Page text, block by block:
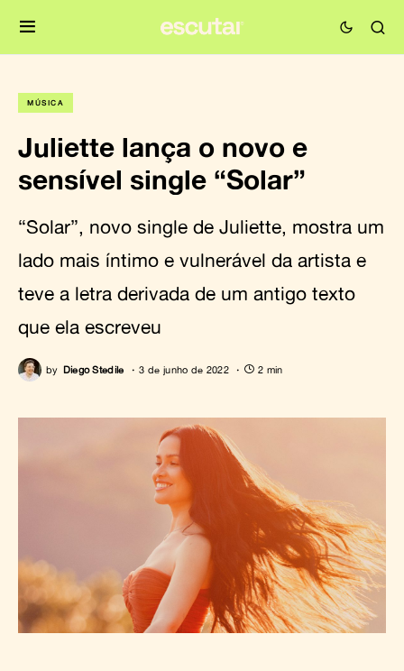
MÚSICA
Juliette lança o novo e
sensível single “Solar”
“Solar”, novo single de Juliette, mostra um
lado mais íntimo e vulnerável da artista e
teve a letra derivada de um antigo texto
que ela escreveu
by Diego Stedile 3 de junho de 2022 2 min